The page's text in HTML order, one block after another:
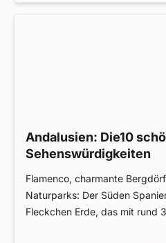
Andalusien: Die10
Sehenswürdigkeiten
Flamenco, charmante
Naturparks: Der Süden
Fleckchen Erde, das mit rund